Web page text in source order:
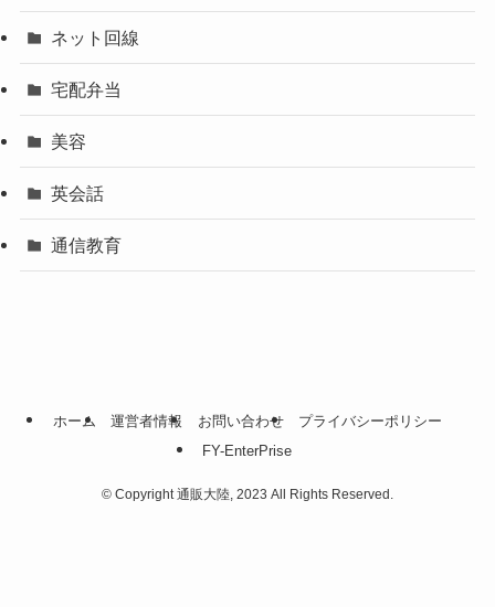
ネット回線
宅配弁当
美容
英会話
通信教育
ホーム 運営者情報 お問い合わせ
プライバシーポリシー
FY-EnterPrise
© Copyright 通販大陸, 2023 All Rights Reserved.